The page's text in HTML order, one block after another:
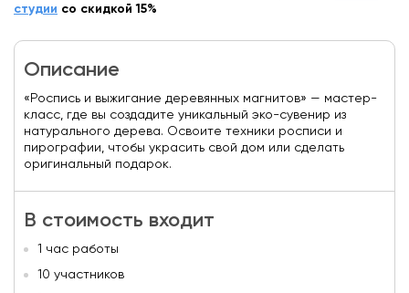
студии со скидкой 15%
Описание
«Роспись и выжигание деревянных магнитов» — мастер-
класс, где вы создадите уникальный эко-сувенир из
натурального дерева. Освоите техники росписи и
пирографии, чтобы украсить свой дом или сделать
оригинальный подарок.
В стоимость входит
1 час работы
10 участников